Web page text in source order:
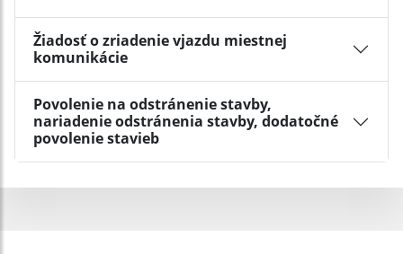
Žiadosť o zriadenie vjazdu miestnej
komunikácie
Povolenie na odstránenie stavby,
nariadenie odstránenia stavby, dodatočné
povolenie stavieb